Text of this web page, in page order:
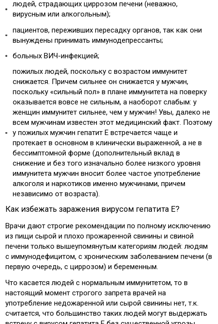
людей, страдающих циррозом печени (неважно,
вирусным или алкогольным);
пациентов, переживших пересадку органов, так как они
вынуждены принимать иммунодепрессанты;
больных ВИЧ-инфекцией;
пожилых людей, поскольку с возрастом иммунитет
снижается. Причем сильнее он снижается у мужчин,
поскольку «сильный пол» в плане иммунитета на поверку
оказывается вовсе не сильным, а наоборот слабым: у
женщин иммунитет сильнее, чем у мужчин! Увы, далеко не
всем мужчинам известен этот медицинский факт. Поэтому
у пожилых мужчин гепатит Е встречается чаще и
протекает в основном в клинически выраженной, а не в
бессимптомной форме (дополнительный вклад в
снижение и без того изначально более низкого уровня
иммунитета мужчин вносит более частое употребление
алкоголя и наркотиков именно мужчинами, причем
независимо от возраста).
Как избежать заражения вирусом гепатита Е?
Врачи дают строгие рекомендации по полному исключению
из пищи сырой и плохо прожаренной свинины и свиной
печени только вышеупомянутым категориям людей: людям
с иммунодефицитом, с хроническим заболеванием печени (в
первую очередь, с циррозом) и беременным.
Что касается людей с нормальным иммунитетом, то в
настоящий момент строгого запрета врачей на
употребление недожаренной или сырой свинины нет, т.к.
считается, что большинство таких людей могут выдержать